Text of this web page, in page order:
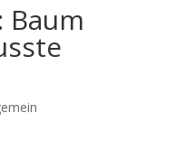
Baum